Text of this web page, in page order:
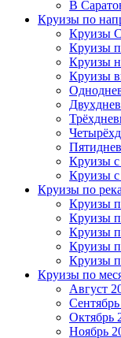
В
Круизы по
Круизы
Круизы
Круизы
Круизы
Круизы с
Круизы
Круизы по
Круизы
Круизы
Круизы
Круизы
Круизы
Круизы по
Август
Октябрь
Ноябрь